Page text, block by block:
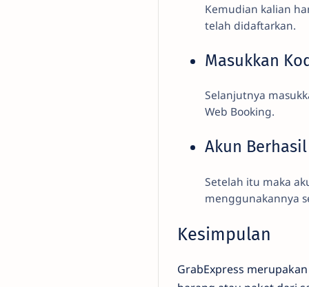
Kemudian kalian
telah didaftarkan.
Masukkan
Selanjutnya
Web Booking.
Akun
Setelah itu maka
menggunakannya
Kesimpulan
GrabExpress